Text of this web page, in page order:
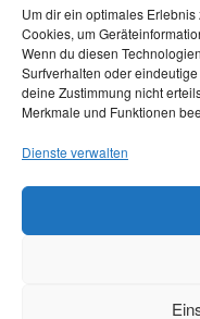
Um dir ein optimales
Cookies, um
Wenn du diesen
Surfverhalten oder
deine Zustimmung nicht
Merkmale und Funktionen
Dienste verwalten